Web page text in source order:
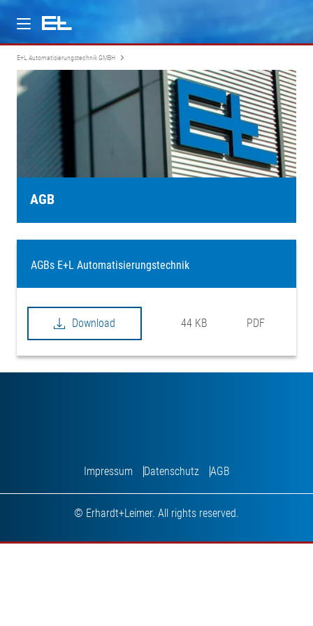
Über uns
Leistungsspektrum
Karriere
E+L Automatisierungstechnik GMBH
AGB
AGBs E+L Automatisierungstechnik
Download 44 KB PDF
© Erhardt+Leimer. All rights reserved.
Impressum Datenschutz AGB